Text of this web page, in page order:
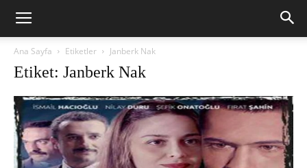
Ana Sayfa Etiketler Janberk Nak
Etiket: Janberk Nak